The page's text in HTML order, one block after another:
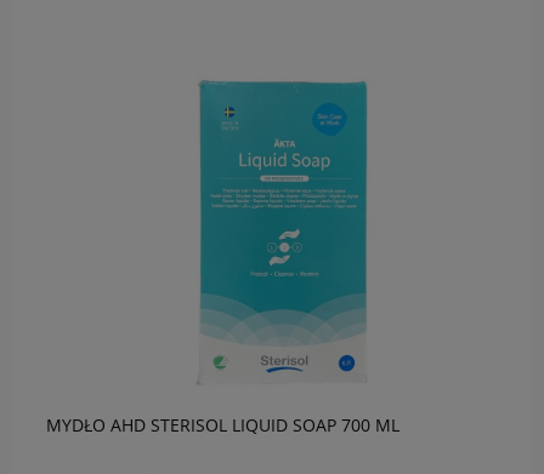
MYDŁO AHD STERISOL LIQUID SOAP 700 ML
do koszyka